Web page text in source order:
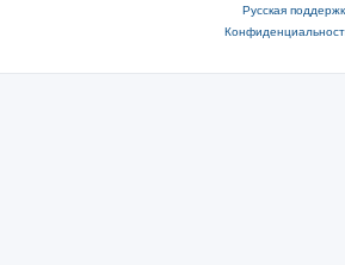
Русская